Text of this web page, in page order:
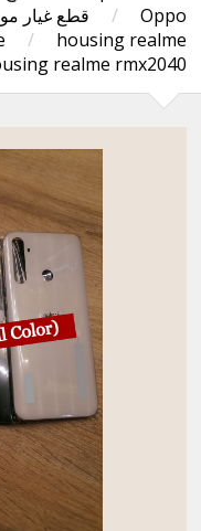
Oppo
/
قطع غيار
/
housing realme
realme rmx2040